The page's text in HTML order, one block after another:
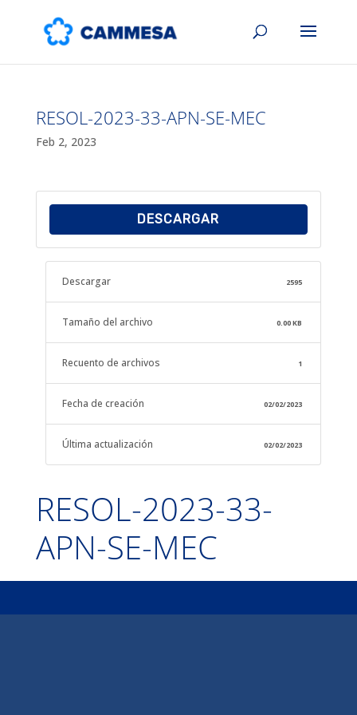
RESOL-2023-33-APN-SE-MEC
Feb 2, 2023
DESCARGAR
Descargar 2595
Tamaño del archivo 0.00 KB
Recuento de archivos 1
Fecha de creación 02/02/2023
Última actualización 02/02/2023
RESOL-2023-33-
APN-SE-MEC